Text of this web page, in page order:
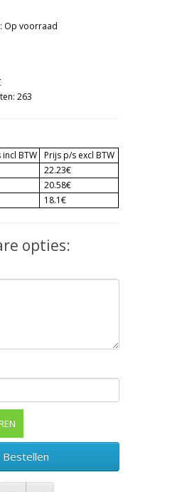
Op voorraad
263
BTW Prijs p/s excl BTW
22.23€
20.58€
18.1€
opties:
Bestellen